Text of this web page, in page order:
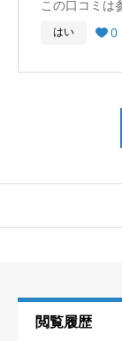
報を調べるこ
この口コミは
はい  0
閲覧履歴